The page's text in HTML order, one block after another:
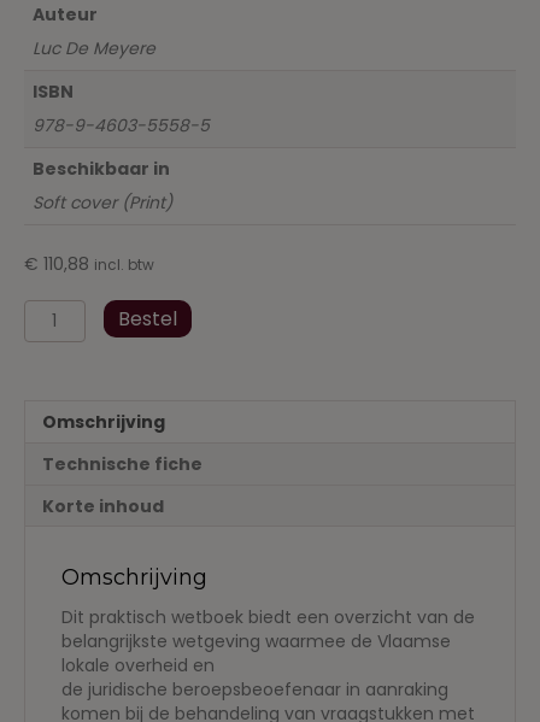
Auteur
Luc De Meyere
ISBN
978-9-4603-5558-5
Beschikbaar in
Soft cover (Print)
€ 110,88 incl. btw
Lokale
belastingen
Gewest
2022-
aantal
Bestel
Omschrijving
Technische fiche
Korte inhoud
Omschrijving
Dit praktisch wetboek biedt een overzicht van de
belangrijkste wetgeving waarmee de Vlaamse
lokale overheid en
de juridische beroepsbeoefenaar in aanraking
komen bij de behandeling van vraagstukken met